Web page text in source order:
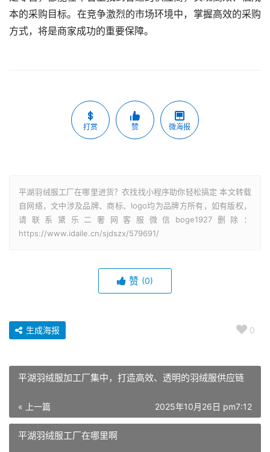
本的采购目标。在竞争激烈的市场环境中，掌握高效的采购
方式，将是商家成功的重要保障。
打赏 赞 微海报
平湖羽绒服工厂在哪里进货？衣找找小程序助你轻松搞定 本文转载
自网络，文中涉及品牌、商标、logo均为品牌方所有，如有版权，
请联系黛乐二奢网客服微信boge1927删除：
https://www.idaile.cn/sjdszx/579691/
赞 (0)
0
生成海报
平湖羽绒服加工厂集中，打造高效、透明的羽绒服供应链
« 上一篇 2025年10月26日 pm7:12
平湖羽绒服工厂在哪里啊